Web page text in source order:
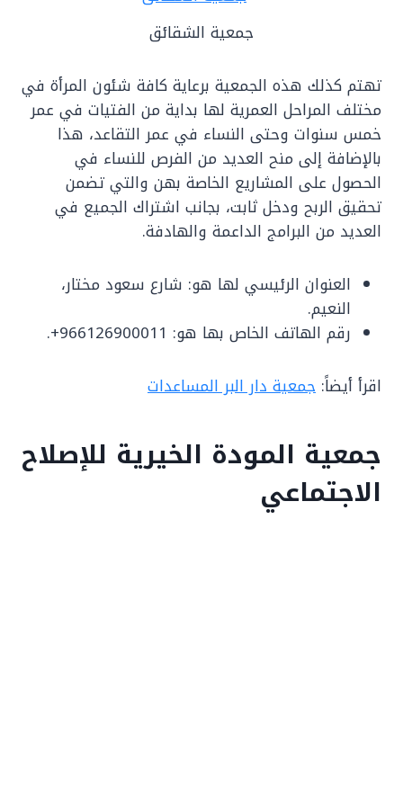
جمعية الشقائق
تهتم كذلك هذه الجمعية برعاية كافة شئون المرأة في
مختلف المراحل العمرية لها بداية من الفتيات في عمر
خمس سنوات وحتى النساء في عمر التقاعد، هذا
بالإضافة إلى منح العديد من الفرص للنساء في
الحصول على المشاريع الخاصة بهن والتي تضمن
تحقيق الربح ودخل ثابت، بجانب اشتراك الجميع في
العديد من البرامج الداعمة والهادفة.
العنوان الرئيسي لها هو: شارع سعود مختار،
النعيم.
رقم الهاتف الخاص بها هو: 966126900011+.
اقرأ أيضاً: جمعية دار البر المساعدات
جمعية المودة الخيرية للإصلاح
الاجتماعي